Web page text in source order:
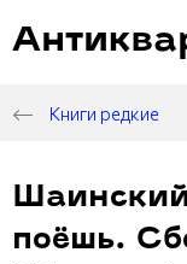
Книги редкие
поёшь.